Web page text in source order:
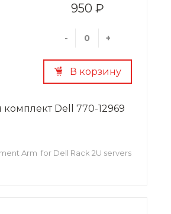
950 ₽
- +
В корзину
Dell 770-12969
Arm for Dell Rack 2U servers